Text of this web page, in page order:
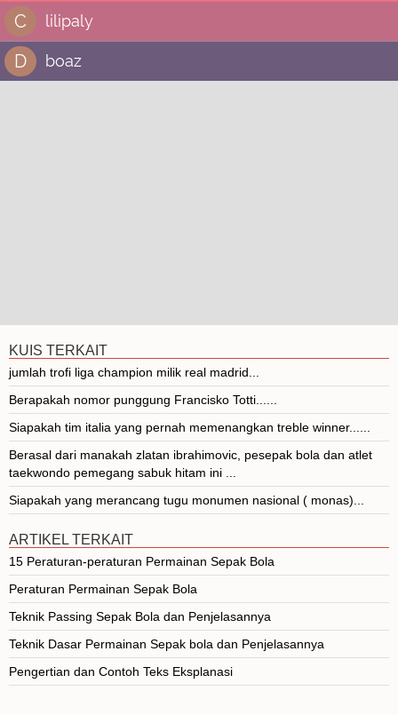
C lilipaly
D boaz
KUIS TERKAIT
jumlah trofi liga champion milik real madrid...
Berapakah nomor punggung Francisko Totti......
Siapakah tim italia yang pernah memenangkan treble winner......
Berasal dari manakah zlatan ibrahimovic, pesepak bola dan atlet
taekwondo pemegang sabuk hitam ini ...
Siapakah yang merancang tugu monumen nasional ( monas)...
ARTIKEL TERKAIT
15 Peraturan-peraturan Permainan Sepak Bola
Peraturan Permainan Sepak Bola
Teknik Passing Sepak Bola dan Penjelasannya
Teknik Dasar Permainan Sepak bola dan Penjelasannya
Pengertian dan Contoh Teks Eksplanasi